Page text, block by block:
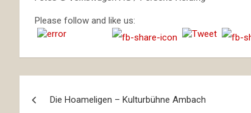
Please follow and like us:
Die Hoameligen – Kulturbühne Ambach